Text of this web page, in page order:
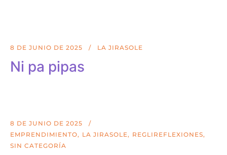
8 DE JUNIO DE 2025 LA JIRASOLE
Ni pa pipas
8 DE JUNIO DE 2025
EMPRENDIMIENTO
LA JIRASOLE
REGLIREFLEXIONES
SIN CATEGORÍA